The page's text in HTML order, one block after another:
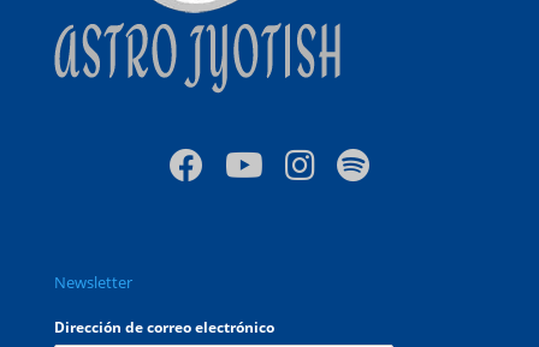
Newsletter
Dirección de correo electrónico